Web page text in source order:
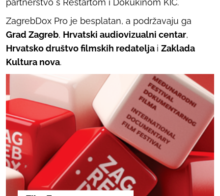
partnerstvo s Restartom i Dokukinom KIC.
ZagrebDox Pro je besplatan, a podržavaju ga
Grad Zagreb, Hrvatski audiovizualni centar,
Hrvatsko društvo filmskih redatelja i Zaklada
Kultura nova.